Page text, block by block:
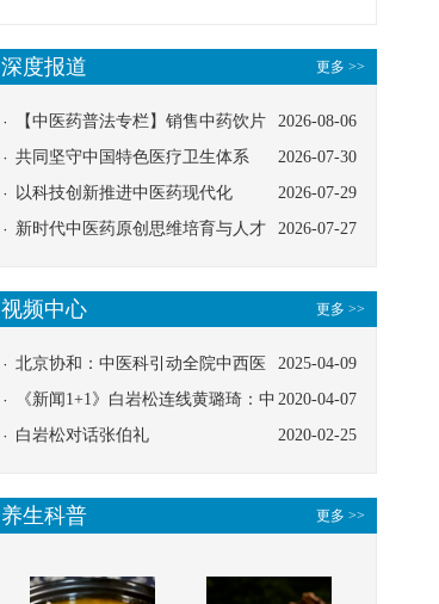
更多 >>
深度报道
2026-08-06
【中医药普法专栏】销售中药饮片
应告知煎服方法及注意事项
2026-07-30
共同坚守中国特色医疗卫生体系
2026-07-29
以科技创新推进中医药现代化
2026-07-27
新时代中医药原创思维培育与人才
更多 >>
视频中心
2025-04-09
北京协和：中医科引动全院中西医
协同
2020-04-07
《新闻1+1》白岩松连线黄璐琦：中
医救治的临床效果
2020-02-25
白岩松对话张伯礼
更多 >>
养生科普